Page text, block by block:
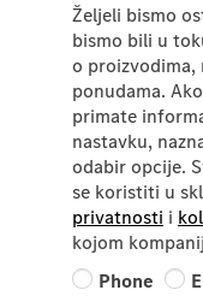
Željeli bismo
bismo bili u
o proizvodima,
ponudama.
primate
nastavku,
odabir opcije.
se koristiti u
privatnosti i
kojom
Phone